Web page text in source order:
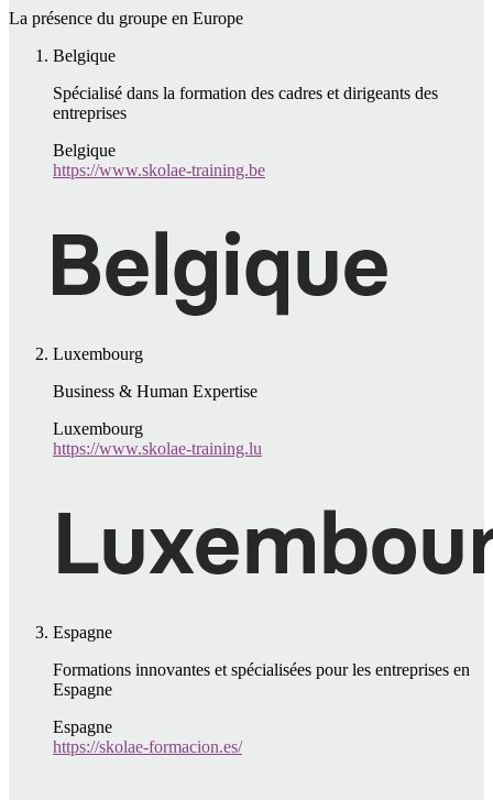
La présence du groupe en Europe
Belgique
Spécialisé dans la formation des cadres et dirigeants des
entreprises
Belgique
https://www.skolae-training.be
Luxembourg
Business & Human Expertise
Luxembourg
https://www.skolae-training.lu
Espagne
Formations innovantes et spécialisées pour les entreprises en
Espagne
Espagne
https://skolae-formacion.es/